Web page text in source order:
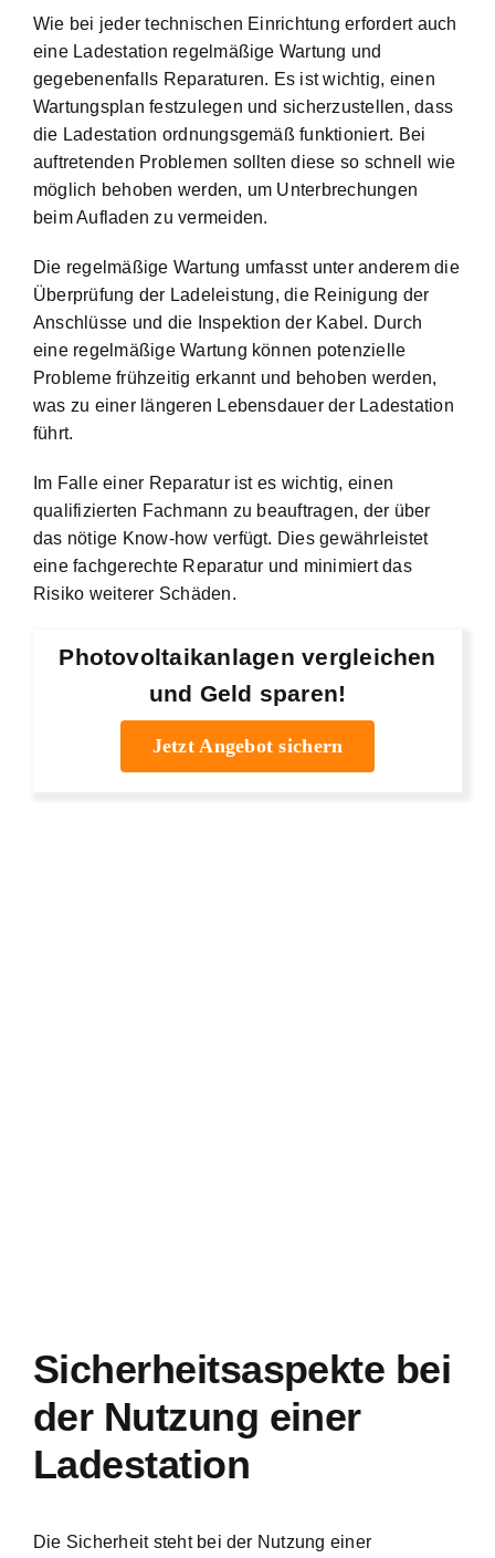
Wie bei jeder technischen Einrichtung erfordert auch
eine Ladestation regelmäßige Wartung und
gegebenenfalls Reparaturen. Es ist wichtig, einen
Wartungsplan festzulegen und sicherzustellen, dass
die Ladestation ordnungsgemäß funktioniert. Bei
auftretenden Problemen sollten diese so schnell wie
möglich behoben werden, um Unterbrechungen
beim Aufladen zu vermeiden.
Die regelmäßige Wartung umfasst unter anderem die
Überprüfung der Ladeleistung, die Reinigung der
Anschlüsse und die Inspektion der Kabel. Durch
eine regelmäßige Wartung können potenzielle
Probleme frühzeitig erkannt und behoben werden,
was zu einer längeren Lebensdauer der Ladestation
führt.
Im Falle einer Reparatur ist es wichtig, einen
qualifizierten Fachmann zu beauftragen, der über
das nötige Know-how verfügt. Dies gewährleistet
eine fachgerechte Reparatur und minimiert das
Risiko weiterer Schäden.
Photovoltaikanlagen vergleichen
und Geld sparen!
Jetzt Angebot sichern
Sicherheitsaspekte bei
der Nutzung einer
Ladestation
Die Sicherheit steht bei der Nutzung einer